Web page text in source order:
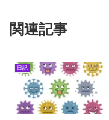
関連記事
日記